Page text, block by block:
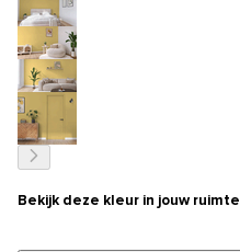
Bekijk deze kleur in jouw ruimte